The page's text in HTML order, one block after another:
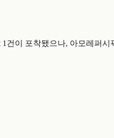
건이 포착됐으나, 아모레퍼시